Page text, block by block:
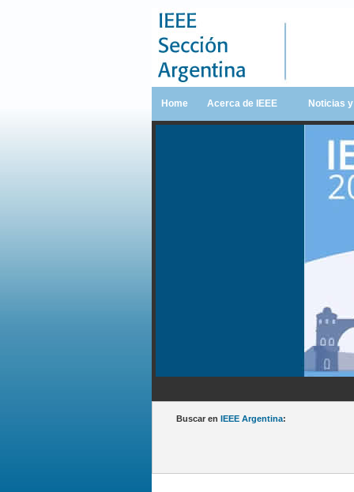
Home Acerca de IEEE Noticias
Buscar en IEEE Argentina: